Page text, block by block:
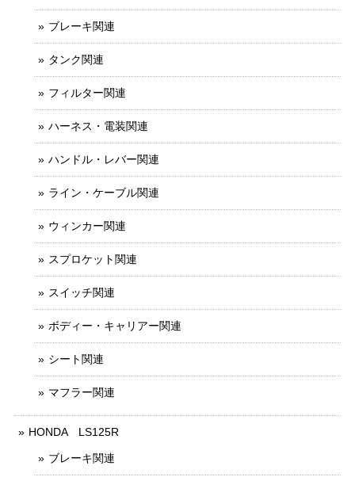
ブレーキ関連
タンク関連
フィルター関連
ハーネス・電装関連
ハンドル・レバー関連
ライン・ケーブル関連
ウィンカー関連
スプロケット関連
スイッチ関連
ボディー・キャリアー関連
シート関連
マフラー関連
HONDA LS125R
ブレーキ関連